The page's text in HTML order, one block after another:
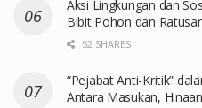
Aksi Lingkungan dan
Bibit Pohon dan
52 SHARES
“Pejabat Anti-Kritik”
Antara Masukan,